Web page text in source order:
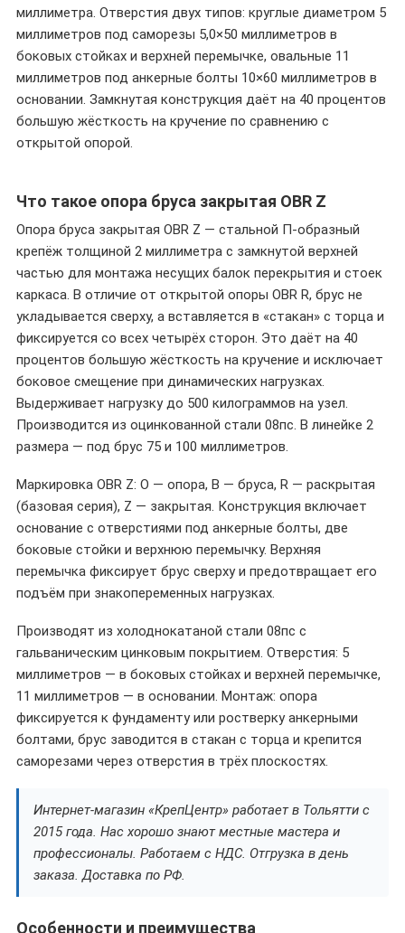
миллиметра. Отверстия двух типов: круглые диаметром 5
миллиметров под саморезы 5,0×50 миллиметров в
боковых стойках и верхней перемычке, овальные 11
миллиметров под анкерные болты 10×60 миллиметров в
основании. Замкнутая конструкция даёт на 40 процентов
большую жёсткость на кручение по сравнению с
открытой опорой.
Что такое опора бруса закрытая OBR Z
Опора бруса закрытая OBR Z — стальной П-образный
крепёж толщиной 2 миллиметра с замкнутой верхней
частью для монтажа несущих балок перекрытия и стоек
каркаса. В отличие от открытой опоры OBR R, брус не
укладывается сверху, а вставляется в «стакан» с торца и
фиксируется со всех четырёх сторон. Это даёт на 40
процентов большую жёсткость на кручение и исключает
боковое смещение при динамических нагрузках.
Выдерживает нагрузку до 500 килограммов на узел.
Производится из оцинкованной стали 08пс. В линейке 2
размера — под брус 75 и 100 миллиметров.
Маркировка OBR Z: O — опора, B — бруса, R — раскрытая
(базовая серия), Z — закрытая. Конструкция включает
основание с отверстиями под анкерные болты, две
боковые стойки и верхнюю перемычку. Верхняя
перемычка фиксирует брус сверху и предотвращает его
подъём при знакопеременных нагрузках.
Производят из холоднокатаной стали 08пс с
гальваническим цинковым покрытием. Отверстия: 5
миллиметров — в боковых стойках и верхней перемычке,
11 миллиметров — в основании. Монтаж: опора
фиксируется к фундаменту или ростверку анкерными
болтами, брус заводится в стакан с торца и крепится
саморезами через отверстия в трёх плоскостях.
Интернет-магазин «КрепЦентр» работает в Тольятти с
2015 года. Нас хорошо знают местные мастера и
профессионалы. Работаем с НДС. Отгрузка в день
заказа. Доставка по РФ.
Особенности и преимущества